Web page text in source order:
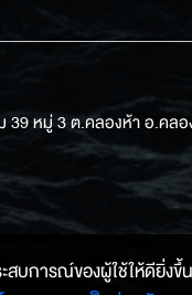
39 หมู่ 3 ต.คลองห้า อ.คล
สบการณ์ของผู้ใช้ให้ดียิ่ง